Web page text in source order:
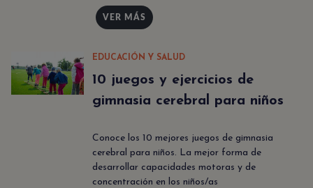
VER MÁS
EDUCACIÓN Y SALUD
10 juegos y ejercicios de
gimnasia cerebral para niños
Conoce los 10 mejores juegos de gimnasia
cerebral para niños. La mejor forma de
desarrollar capacidades motoras y de
concentración en los niños/as